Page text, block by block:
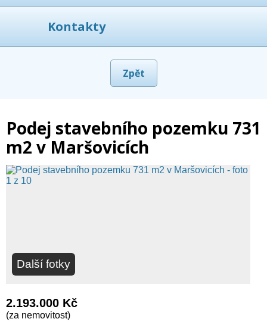
Kontakty
Zpět
Podej stavebního pozemku 731
m2 v Maršovicích
Další fotky
2.193.000 Kč
(za nemovitost)